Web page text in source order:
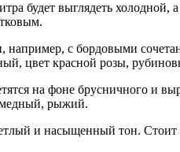
будет выглядеть холодной,
например, с бордовыми
цвет красной розы,
на фоне брусничного и
медный, рыжий.
и насыщенный тон. Стоит